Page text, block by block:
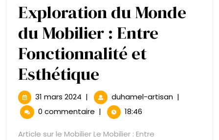
Exploration du Monde
du Mobilier : Entre
Fonctionnalité et
Esthétique
du
Monde
du
31 mars 2024 31
mars
| duhamel-artisanExploration
|
0 commentaire | 18:46
Article sur le Mobilier Le Mobilier : Entre